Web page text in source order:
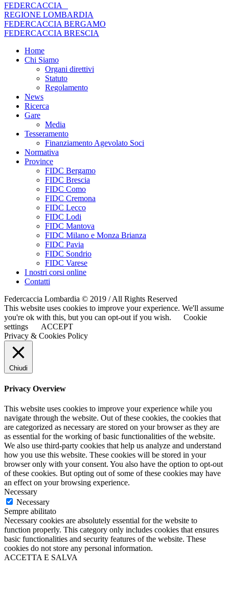
FEDERCACCIA
REGIONE LOMBARDIA
FEDERCACCIA BERGAMO
FEDERCACCIA BRESCIA
Home
Chi Siamo
Organi direttivi
Statuto
Regolamento
News
Ricerca
Gare
Media
Tesseramento
Finanziamento Agevolato Soci
Normativa
Province
FIDC Bergamo
FIDC Brescia
FIDC Como
FIDC Cremona
FIDC Lecco
FIDC Lodi
FIDC Mantova
FIDC Milano e Monza Brianza
FIDC Pavia
FIDC Sondrio
FIDC Varese
I nostri corsi online
Contatti
Federcaccia Lombardia © 2019 / All Rights Reserved
This website uses cookies to improve your experience. We'll assume
you're ok with this, but you can opt-out if you wish.
Cookie
settings
ACCEPT
Privacy & Cookies Policy
Chiudi
Privacy Overview
This website uses cookies to improve your experience while you
navigate through the website. Out of these cookies, the cookies that
are categorized as necessary are stored on your browser as they are
as essential for the working of basic functionalities of the website.
We also use third-party cookies that help us analyze and understand
how you use this website. These cookies will be stored in your
browser only with your consent. You also have the option to opt-out
of these cookies. But opting out of some of these cookies may have
an effect on your browsing experience.
Necessary
Necessary
Sempre abilitato
Necessary cookies are absolutely essential for the website to
function properly. This category only includes cookies that ensures
basic functionalities and security features of the website. These
cookies do not store any personal information.
ACCETTA E SALVA